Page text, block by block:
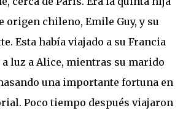
origen chileno, Emile Guy, y su
Esta había viajado a su Francia
luz a Alice, mientras su marido
una importante fortuna en
Poco tiempo después viajaron